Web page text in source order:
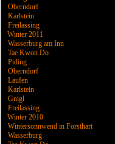
Oberndorf
Karlstein
Freilassing
Winter 2011
Wasserburg am Inn
Tae Kwon Do
Piding
Oberndorf
Laufen
Karlstein
Gnigl
Freilassing
Winter 2010
Wintersonnwend in Forsthart
Wasserburg